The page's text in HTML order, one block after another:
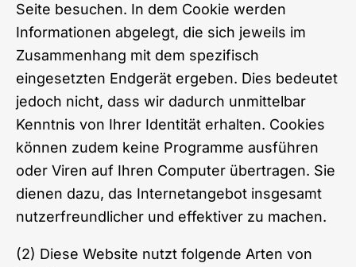
Seite besuchen. In dem Cookie werden
Informationen abgelegt, die sich jeweils im
Zusammenhang mit dem spezifisch
eingesetzten Endgerät ergeben. Dies bedeutet
jedoch nicht, dass wir dadurch unmittelbar
Kenntnis von Ihrer Identität erhalten. Cookies
können zudem keine Programme ausführen
oder Viren auf Ihren Computer übertragen. Sie
dienen dazu, das Internetangebot insgesamt
nutzerfreundlicher und effektiver zu machen.
(2) Diese Website nutzt folgende Arten von